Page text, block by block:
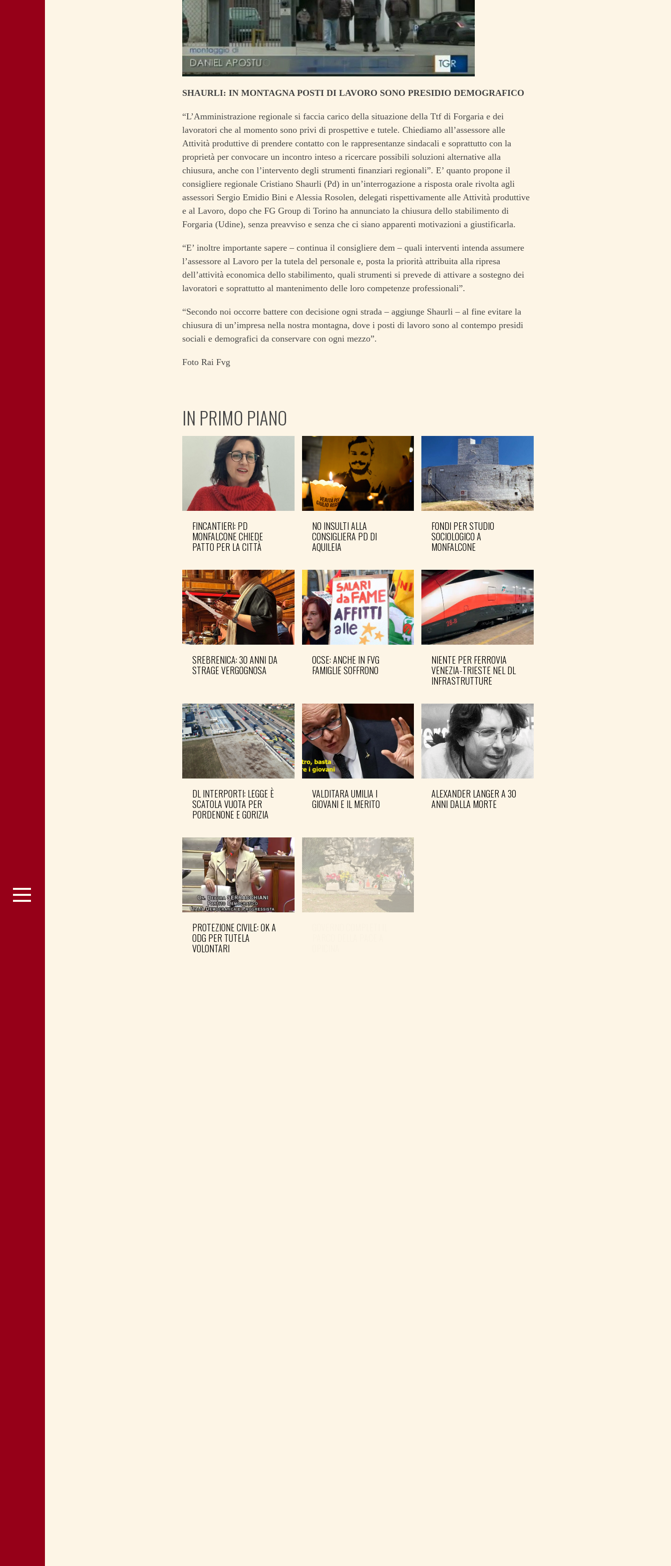
SHAURLI: IN MONTAGNA POSTI DI LAVORO SONO PRESIDIO DEMOGRAFICO
“L’Amministrazione regionale si faccia carico della situazione della Ttf di Forgaria e dei
lavoratori che al momento sono privi di prospettive e tutele. Chiediamo all’assessore alle
Attività produttive di prendere contatto con le rappresentanze sindacali e soprattutto con la
proprietà per convocare un incontro inteso a ricercare possibili soluzioni alternative alla
chiusura, anche con l’intervento degli strumenti finanziari regionali”. E’ quanto propone il
consigliere regionale Cristiano Shaurli (Pd) in un’interrogazione a risposta orale rivolta agli
assessori Sergio Emidio Bini e Alessia Rosolen, delegati rispettivamente alle Attività produttive
e al Lavoro, dopo che FG Group di Torino ha annunciato la chiusura dello stabilimento di
Forgaria (Udine), senza preavviso e senza che ci siano apparenti motivazioni a giustificarla.
“E’ inoltre importante sapere – continua il consigliere dem – quali interventi intenda assumere
l’assessore al Lavoro per la tutela del personale e, posta la priorità attribuita alla ripresa
dell’attività economica dello stabilimento, quali strumenti si prevede di attivare a sostegno dei
lavoratori e soprattutto al mantenimento delle loro competenze professionali”.
“Secondo noi occorre battere con decisione ogni strada – aggiunge Shaurli – al fine evitare la
chiusura di un’impresa nella nostra montagna, dove i posti di lavoro sono al contempo presidi
sociali e demografici da conservare con ogni mezzo”.
Foto Rai Fvg
IN PRIMO PIANO
FINCANTIERI: PD
MONFALCONE CHIEDE
PATTO PER LA CITTÀ
NO INSULTI ALLA
CONSIGLIERA PD DI
AQUILEIA
FONDI PER STUDIO
SOCIOLOGICO A
MONFALCONE
SREBRENICA: 30 ANNI DA
STRAGE VERGOGNOSA
OCSE: ANCHE IN FVG
FAMIGLIE SOFFRONO
NIENTE PER FERROVIA
VENEZIA-TRIESTE NEL DL
INFRASTRUTTURE
DL INTERPORTI: LEGGE È
SCATOLA VUOTA PER
PORDENONE E GORIZIA
VALDITARA UMILIA I
GIOVANI E IL MERITO
ALEXANDER LANGER A 30
ANNI DALLA MORTE
PROTEZIONE CIVILE: OK A
ODG PER TUTELA
VOLONTARI